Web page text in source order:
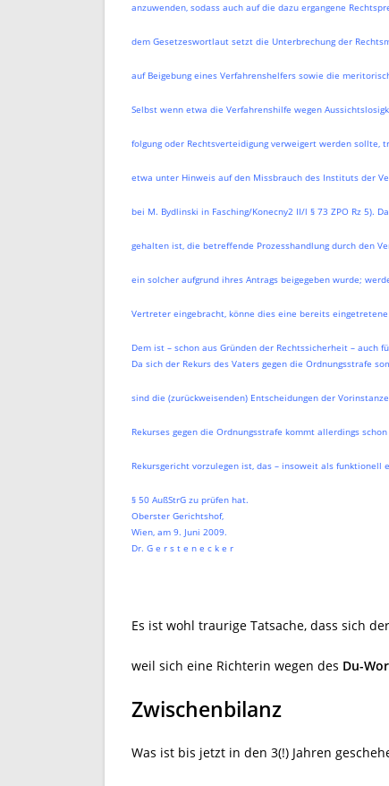
anzuwenden, sodass auch auf die dazu ergangene
dem Gesetzeswortlaut setzt die Unterbrechung der
auf Beigebung eines Verfahrenshelfers sowie die
Selbst wenn etwa die Verfahrenshilfe wegen
folgung oder Rechtsverteidigung verweigert werden sollte,
etwa unter Hinweis auf den Missbrauch des Instituts der
bei M. Bydlinski in Fasching/Konecny2 II/l § 73 ZPO Rz 5).
gehalten ist, die betreffende Prozesshandlung durch den
ein solcher aufgrund ihres Antrags beigegeben wurde;
Vertreter eingebracht, könne dies eine bereits
Dem ist – schon aus Gründen der Rechtssicherheit – auch
Da sich der Rekurs des Vaters gegen die Ordnungsstrafe
sind die (zurückweisenden) Entscheidungen der
Rekurses gegen die Ordnungsstrafe kommt allerdings
Rekursgericht vorzulegen ist, das – insoweit als
§ 50 AußStrG zu prüfen hat.
Oberster Gerichtshof,
Wien, am 9. Juni 2009.
Dr. G e r s t e n e c k e r
Es ist wohl traurige Tatsache, dass sich
weil sich eine Richterin wegen des Du-
Zwischenbilanz
Was ist bis jetzt in den 3(!) Jahren